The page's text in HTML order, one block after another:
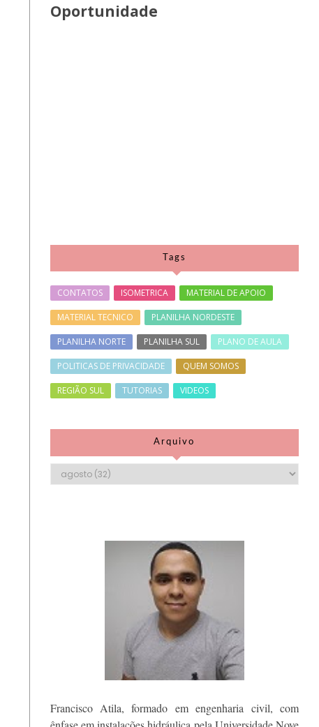
Oportunidade
Tags
CONTATOS ISOMETRICA MATERIAL DE APOIO
MATERIAL TECNICO PLANILHA NORDESTE
PLANILHA NORTE PLANILHA SUL PLANO DE AULA
POLITICAS DE PRIVACIDADE QUEM SOMOS
REGIÃO SUL TUTORIAS VIDEOS
Arquivo
Francisco Atila, formado em engenharia civil, com